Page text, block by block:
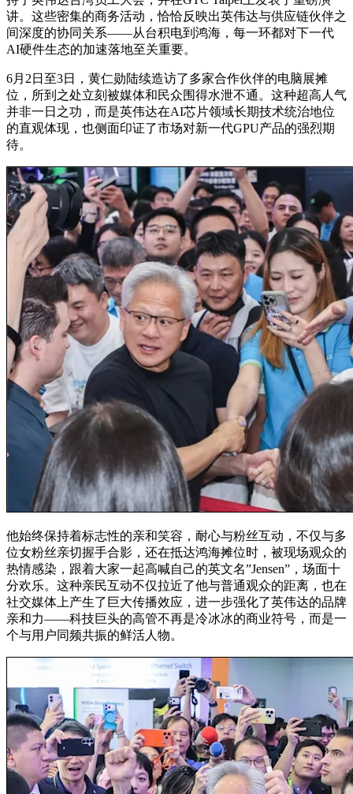
讲。这些密集的商务活动，恰恰反映出英伟达与供应链伙伴之
间深度的协同关系——从台积电到鸿海，每一环都对下一代
AI硬件生态的加速落地至关重要。
6月2日至3日， 黄仁勋陆续造访了多家合作伙伴的电脑展摊
位，所到之处立刻被媒体和民众围得水泄不通。 这种超高人气
并非一日之功，而是英伟达在AI芯片领域长期技术统治地位
的直观体现，也侧面印证了市场对新一代GPU产品的强烈期
待。
他始终保持着标志性的亲和笑容， 耐心与粉丝互动，不仅与多
位女粉丝亲切握手合影，还在抵达鸿海摊位时，被现场观众的
热情感染，跟着大家一起高喊自己的英文名”Jensen”，场面十
分欢乐。 这种亲民互动不仅拉近了他与普通观众的距离，也在
社交媒体上产生了巨大传播效应，进一步强化了英伟达的品牌
亲和力——科技巨头的高管不再是冷冰冰的商业符号，而是一
个与用户同频共振的鲜活人物。